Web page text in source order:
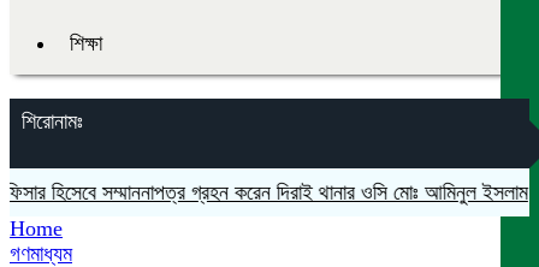
শিক্ষা
শিরোনামঃ
হিসেবে সম্মাননাপত্র গ্রহন করেন দিরাই থানার ওসি মোঃ আমিনুল ইসলাম
Home
গণমাধ্যম